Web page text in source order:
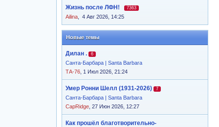
Жизнь после ЛФН! 7363
Ailina 4 Авг 2026, 14:25
Новые темы
Дилан . 6
Санта-Барбара | Santa Barbara
ТА-76 , 1 Июл 2026, 21:24
Умер Ронни Шелл (1931-2026) 7
Санта-Барбара | Santa Barbara
CapRidge , 27 Июн 2026, 12:27
Как прошёл благотворительно-